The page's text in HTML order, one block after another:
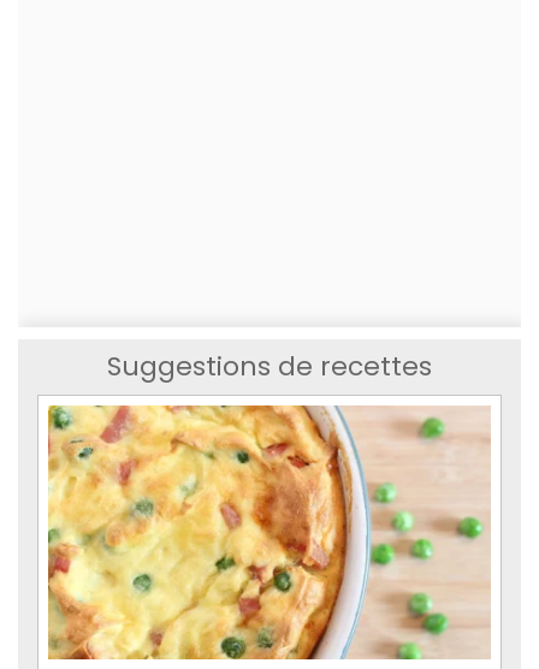
Suggestions de recettes